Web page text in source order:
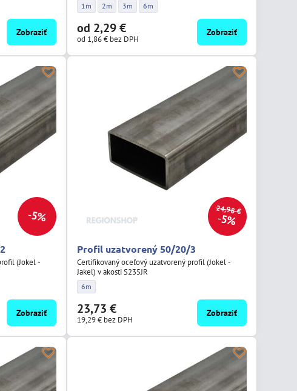
2 - Dĺžka:
30/20/2 - Dĺžka:
Zobraziť
Profil uzatvorený 40/20/2 - Dĺžka:
1m Profil uzatvorený 40/20/2 - Dĺžka:
2m Profil uzatvorený 40/20/2 - Dĺžka:
3m Profil uzatvorený 40/20/2 - Dĺžka:
6m
od 2,29 €
od 1,86 € bez DPH
Zobraziť
5%
(Jokel -
2 - Dĺžka:
50/20/2 - Dĺžka:
Zobraziť
24,98 €
5%
Profil uzatvorený 50/20/3
Certifikovaný oceľový uzatvorený profil (Jokel -
Jakel) v akosti S235JR
Profil uzatvorený 50/20/3 - Dĺžka:
6m
23,73 €
19,29 € bez DPH
Zobraziť